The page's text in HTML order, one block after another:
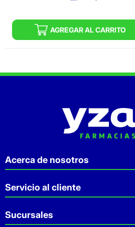
AGREGAR AL CARRITO
Acerca de nosotros
Quiénes somos
Sostenibilidad
Aviso de privacidad
Servicio al cliente
Preguntas Frecuentes
Sucursales